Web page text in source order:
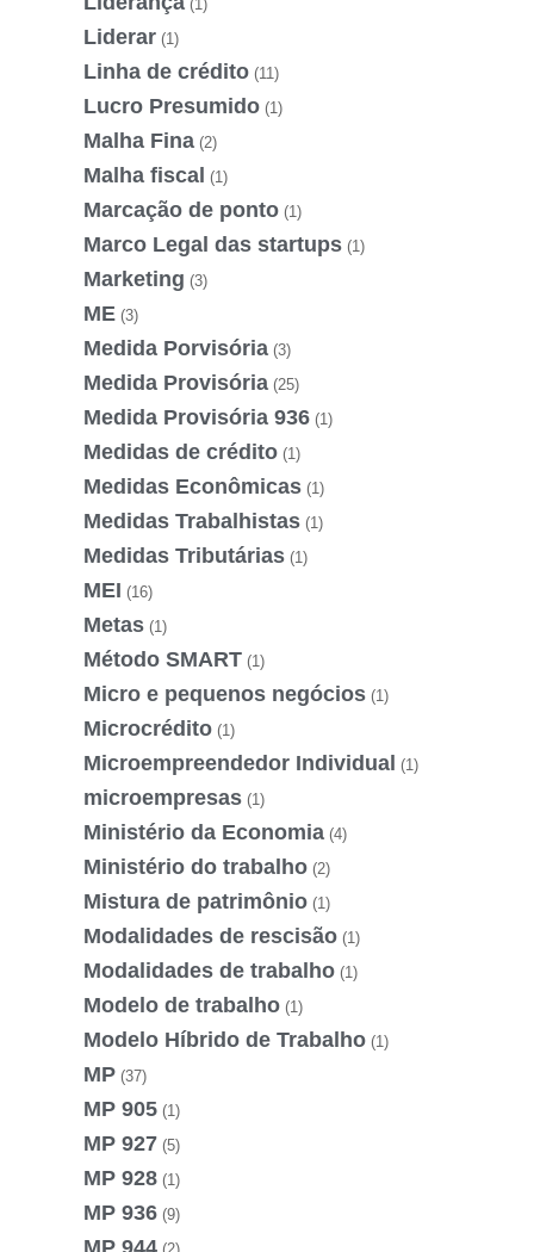
(1)
Liderar (1)
Linha de crédito (11)
Lucro Presumido (1)
Malha Fina (2)
Malha fiscal (1)
Marcação de ponto (1)
Marco Legal das startups (1)
Marketing (3)
ME (3)
Medida Porvisória (3)
Medida Provisória (25)
Medida Provisória 936 (1)
Medidas de crédito (1)
Medidas Econômicas (1)
Medidas Trabalhistas (1)
Medidas Tributárias (1)
MEI (16)
Metas (1)
Método SMART (1)
Micro e pequenos negócios (1)
Microcrédito (1)
Microempreendedor Individual (1)
microempresas (1)
Ministério da Economia (4)
Ministério do trabalho (2)
Mistura de patrimônio (1)
Modalidades de rescisão (1)
Modalidades de trabalho (1)
Modelo de trabalho (1)
Modelo Híbrido de Trabalho (1)
MP (37)
MP 905 (1)
MP 927 (5)
MP 928 (1)
MP 936 (9)